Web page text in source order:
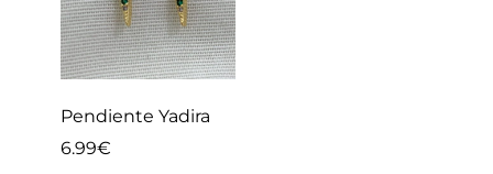
Pendiente Yadira
6.99€